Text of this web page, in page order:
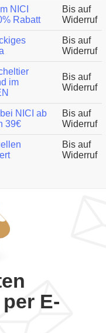
NICI
Rabatt
Bis auf
Widerruf
Bis auf
Widerruf
im
Bis auf
Widerruf
NICI ab
39€
Bis auf
Widerruf
Bis auf
Widerruf
E-